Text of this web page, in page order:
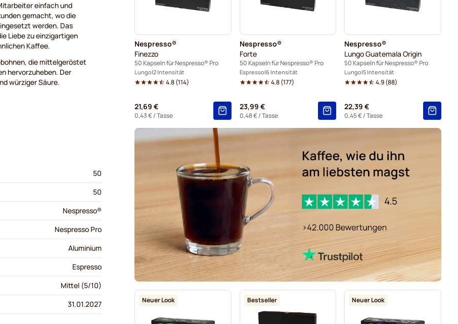
Nespresso®
Finezzo
50 Kapseln für Nespresso® Pro
Lungo 2 Intensität
4.8(114)
21,69 €
0,43 €/ Tasse
Nespresso®
Forte
50 Kapseln für Nespresso® Pro
Espresso 6 Intensität
4.8(177)
23,99 €
0,48 €/ Tasse
Nespresso®
Lungo Guatemala Origin
50 Kapseln für Nespresso® Pro
Lungo 5 Intensität
4.9(88)
22,39 €
0,45 €/ Tasse
Neuer Look Bestseller Neuer Look
einfach und
gemacht, wo die
werden. Das
Liebe zu einzigartigen
Kaffee.
die mittelgeröstet
hervorzuheben. Der
würziger Säure.
50
50
Nespresso®
Nespresso Pro
Aluminium
Espresso
Mittel (5/10)
31.01.2027